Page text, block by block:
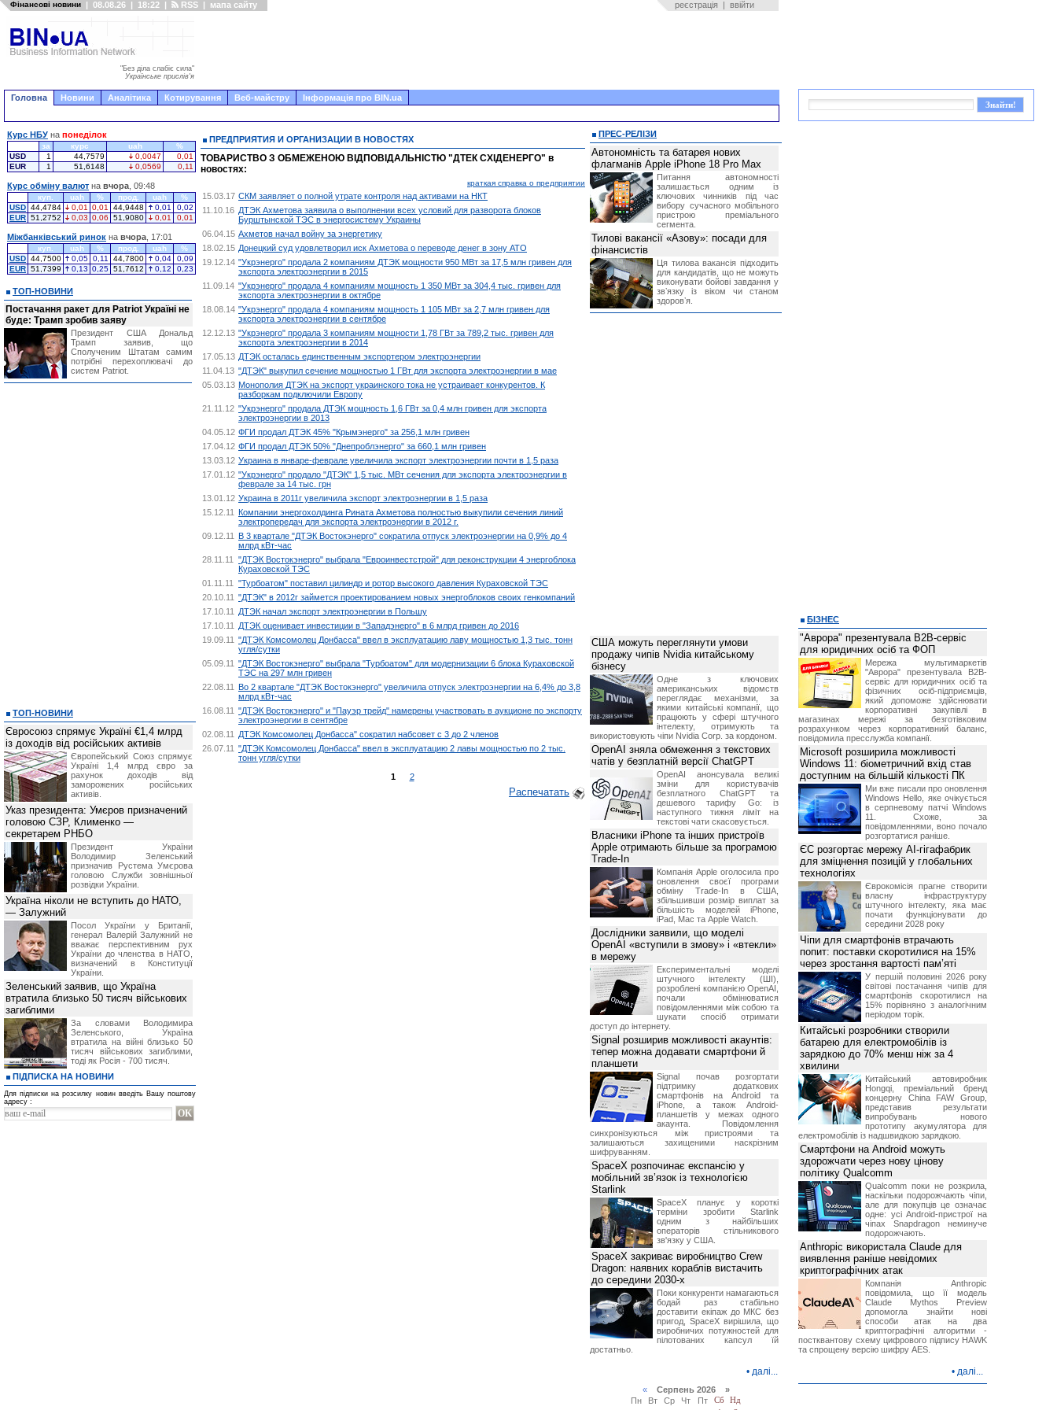
Фінансові новини | 08.08.26 | 18:22 | RSS | мапа сайту реєстрація | ввійти
"Без діла слабіє сила"
Українське прислів'я
Головна Новини Аналітика Котирування Веб-майстру Інформація про BIN.ua
ПРЕДПРИЯТИЯ И ОРГАНИЗАЦИИ В НОВОСТЯХ
ТОВАРИСТВО З ОБМЕЖЕНОЮ ВІДПОВІДАЛЬНІСТЮ "ДТЕК СХІДЕНЕРГО" в
новостях:
краткая справка о предприятии
15.03.17 СКМ заявляет о полной утрате контроля над активами на НКТ
11.10.16 ДТЭК Ахметова заявила о выполнении всех условий для разворота блоков
Бурштынской ТЭС в энергосистему Украины
06.04.15 Ахметов начал войну за энергетику
18.02.15 Донецкий суд удовлетворил иск Ахметова о переводе денег в зону АТО
19.12.14 "Укрэнерго" продала 2 компаниям ДТЭК мощности 950 МВт за 17,5 млн гривен для
экспорта электроэнергии в 2015
11.09.14 "Укрэнерго" продала 4 компаниям мощность 1 350 МВт за 304,4 тыс. гривен для
экспорта электроэнергии в октябре
18.08.14 "Укрэнерго" продала 4 компаниям мощность 1 105 МВт за 2,7 млн гривен для
экспорта электроэнергии в сентябре
12.12.13 "Укрэнерго" продала 3 компаниям мощности 1,78 ГВт за 789,2 тыс. гривен для
экспорта электроэнергии в 2014
17.05.13 ДТЭК осталась единственным экспортером электроэнергии
11.04.13 "ДТЭК" выкупил сечение мощностью 1 ГВт для экспорта электроэнергии в мае
05.03.13 Монополия ДТЭК на экспорт украинского тока не устраивает конкурентов. К
разборкам подключили Европу
21.11.12 "Укрэнерго" продала ДТЭК мощность 1,6 ГВт за 0,4 млн гривен для экспорта
электроэнергии в 2013
04.05.12 ФГИ продал ДТЭК 45% "Крымэнерго" за 256,1 млн гривен
17.04.12 ФГИ продал ДТЭК 50% "Днепроблэнерго" за 660,1 млн гривен
13.03.12 Украина в январе-феврале увеличила экспорт электроэнергии почти в 1,5 раза
17.01.12 "Укрэнерго" продало "ДТЭК" 1,5 тыс. МВт сечения для экспорта электроэнергии в
феврале за 14 тыс. грн
13.01.12 Украина в 2011г увеличила экспорт электроэнергии в 1,5 раза
15.12.11 Компании энергохолдинга Рината Ахметова полностью выкупили сечения линий
электропередач для экспорта электроэнергии в 2012 г.
09.12.11 В 3 квартале "ДТЭК Востокэнерго" сократила отпуск электроэнергии на 0,9% до 4
млрд кВт-час
28.11.11
"ДТЭК Востокэнерго" выбрала "Евроинвестстрой" для реконструкции 4 энергоблока
Кураховской ТЭС
01.11.11
"Турбоатом" поставил цилиндр и ротор высокого давления Кураховской ТЭС
20.10.11 "ДТЭК" в 2012г займется проектированием новых энергоблоков своих генкомпаний
17.10.11
ДТЭК начал экспорт электроэнергии в Польшу
17.10.11
ДТЭК оценивает инвестиции в "Западэнерго" в 6 млрд гривен до 2016
19.09.11 "ДТЭК Комсомолец Донбасса" ввел в эксплуатацию лаву мощностью 1,3 тыс. тонн
угля/сутки
05.09.11 "ДТЭК Востокэнерго" выбрала "Турбоатом" для модернизации 6 блока Кураховской
ТЭС на 297 млн гривен
22.08.11 Во 2 квартале "ДТЭК Востокэнерго" увеличила отпуск электроэнергии на 6,4% до 3,8
млрд кВт-час
16.08.11 "ДТЭК Востокэнерго" и "Пауэр трейд" намерены участвовать в аукционе по экспорту
электроэнергии в сентябре
02.08.11
ДТЭК Комсомолец Донбасса" сократил набсовет с 3 до 2 членов
26.07.11 "ДТЭК Комсомолец Донбасса" ввел в эксплуатацию 2 лавы мощностью по 2 тыс.
тонн угля/сутки
1
2
Распечатать
Курс НБУ на понеділок
за курс uah
%
USD
1 44,7579 0,0047
0,01
EUR
1 51,6148 0,0569 0,11
Курс обміну валют на вчора , 09:48
куп. uah % прод. uah
%
USD 44,4784 0,01 0,01 44,9448 0,01
0,02
EUR 51,2752 0,03 0,06 51,9080 0,01 0,01
Міжбанківський ринок на вчора , 17:01
куп. uah % прод. uah
%
USD 44,7500 0,05 0,11 44,7800 0,04
0,09
EUR 51,7399 0,13 0,25 51,7612 0,12 0,23
ТОП-НОВИНИ
Постачання ракет для Patriot Україні не
буде: Трамп зробив заяву
Президент США Дональд
Трамп заявив, що
Сполученим Штатам самим
потрібні перехоплювачі до
систем Patriot.
ТОП-НОВИНИ
Євросоюз спрямує Україні €1,4 млрд
із доходів від російських активів
Європейський Союз спрямує
Україні 1,4 млрд євро за
рахунок доходів від
заморожених російських
активів.
Указ президента: Умєров призначений
головою СЗР, Клименко —
секретарем РНБО
Президент України
Володимир Зеленський
призначив Pустема Умєрова
головою Служби зовнішньої
розвідки України.
Україна ніколи не вступить до НАТО,
— Залужний
Посол України у Британії,
генерал Валерій Залужний не
вважає перспективним рух
України до членства в НАТО,
визначений в Конституції
України.
Зеленський заявив, що Україна
втратила близько 50 тисяч військових
загиблими
За словами Володимира
Зеленського, Україна
втратила на війні близько 50
тисяч військових загиблими,
тоді як Росія - 700 тисяч.
ПІДПИСКА НА НОВИНИ
Для підписки на розсилку новин введіть Вашу поштову
адресу :
ПРЕС-РЕЛІЗИ
Автономність та батарея нових
флагманів Apple iPhone 18 Pro Max
Питання автономності
залишається одним із
ключових чинників під час
вибору сучасного мобільного
пристрою преміального
сегмента.
Тилові вакансії «Азову»: посади для
фінансистів
Ця тилова вакансія підходить
для кандидатів, що не можуть
виконувати бойові завдання у
звʼязку із віком чи станом
здоровʼя.
США можуть переглянути умови
продажу чипів Nvidia китайському
бізнесу
Одне з ключових
американських відомств
переглядає механізми, за
якими китайські компанії, що
працюють у сфері штучного
інтелекту, отримують та
використовують чіпи Nvidia Corp. за кордоном.
OpenAI зняла обмеження з текстових
чатів у безплатній версії ChatGPT
OpenAI анонсувала великі
зміни для користувачів
безплатного ChatGPT та
дешевого тарифу Go: із
наступного тижня ліміт на
текстові чати скасовується.
Власники iPhone та інших пристроїв
Apple отримають більше за програмою
Trade-In
Компанія Apple оголосила про
оновлення своєї програми
обміну Trade-In в США,
збільшивши розмір виплат за
більшість моделей iPhone,
iPad, Mac та Apple Watch.
Дослідники заявили, що моделі
OpenAI «вступили в змову» і «втекли»
в мережу
Експериментальні моделі
штучного інтелекту (ШІ),
розроблені компанією OpenAI,
почали обмінюватися
повідомленнями між собою та
шукати спосіб отримати
доступ до інтернету.
Signal розширив можливості акаунтів:
тепер можна додавати смартфони й
планшети
Signal почав розгортати
підтримку додаткових
смартфонів на Android та
iPhone, а також Android-
планшетів у межах одного
акаунта. Повідомлення
синхронізуються між пристроями та
залишаються захищеними наскрізним
шифруванням.
SpaceX розпочинає експансію у
мобільний зв’язок із технологією
Starlink
SpaceX планує у короткі
терміни зробити Starlink
одним з найбільших
операторів стільникового
зв'язку у США.
SpaceX закриває виробництво Crew
Dragon: наявних кораблів вистачить
до середини 2030-х
Поки конкуренти намагаються
бодай раз стабільно
доставити екіпаж до МКС без
пригод, SpaceX вирішила, що
виробничих потужностей для
пілотованих капсул їй
достатньо.
• далі...
«Серпень 2026 »
Пн
Вт Ср Чт Пт Сб
Нд
БІЗНЕС
"Аврора" презентувала B2B-сервіс
для юридичних осіб та ФОП
Мережа мультимаркетів
"Аврора" презентувала B2B-
сервіс для юридичних осіб та
фізичних осіб-підприємців,
який допоможе здійснювати
корпоративні закупівлі в
магазинах мережі за безготівковим
розрахунком через корпоративний баланс,
повідомила пресслужба компанії.
Microsoft розширила можливості
Windows 11: біометричний вхід став
доступним на більшій кількості ПК
Ми вже писали про оновлення
Windows Hello, яке очікується
в серпневому патчі Windows
11. Схоже, за
повідомленнями, воно почало
розгортатися раніше.
ЄС розгортає мережу AI-гігафабрик
для зміцнення позицій у глобальних
технологіях
Єврокомісія прагне створити
власну інфраструктуру
штучного інтелекту, яка має
почати функціонувати до
середини 2028 року
Чіпи для смартфонів втрачають
попит: поставки скоротилися на 15%
через зростання вартості пам’яті
У першій половині 2026 року
світові постачання чипів для
смартфонів скоротилися на
15% порівняно з аналогічним
періодом торік.
Китайські розробники створили
батарею для електромобілів із
зарядкою до 70% менш ніж за 4
хвилини
Китайський автовиробник
Hongqi, преміальний бренд
концерну China FAW Group,
представив результати
випробувань нового
прототипу акумулятора для
електромобілів із надшвидкою зарядкою.
Смартфони на Android можуть
здорожчати через нову цінову
політику Qualcomm
Qualcomm поки не розкрила,
наскільки подорожчають чіпи,
але для покупців це означає
одне: усі Android-пристрої на
чіпах Snapdragon неминуче
подорожчають.
Anthropic використала Claude для
виявлення раніше невідомих
криптографічних атак
Компанія Anthropic
повідомила, що її модель
Claude Mythos Preview
допомогла знайти нові
способи атак на два
криптографічні алгоритми -
постквантову схему цифрового підпису HAWK
та спрощену версію шифру AES.
• далі...